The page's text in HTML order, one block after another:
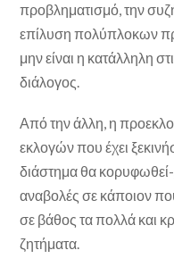
προβληματισμό, την
επίλυση πολύπλοκων
μην είναι η κατάλληλη
διάλογος.
Από την άλλη, η
εκλογών που έχει
διάστημα θα κορυφωθεί-
αναβολές σε κάποιον
σε βάθος τα πολλά και
ζητήματα.